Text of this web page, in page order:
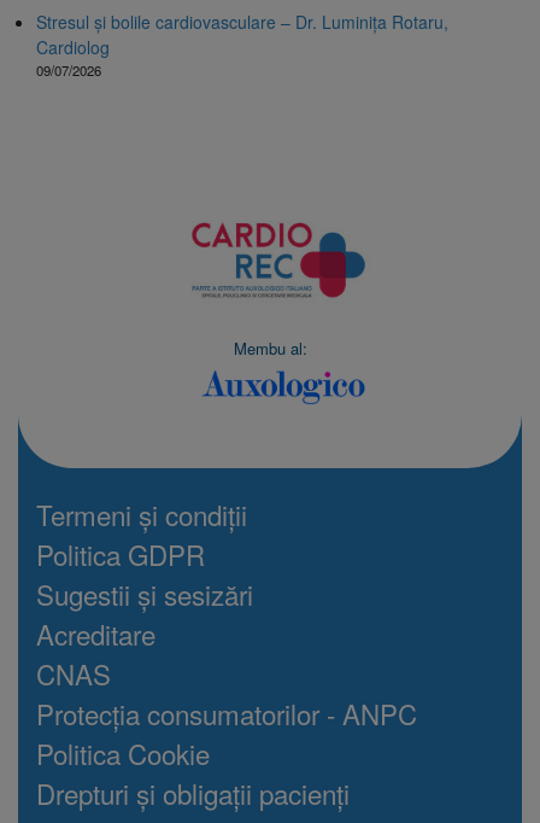
Stresul și bolile cardiovasculare – Dr. Luminița Rotaru,
Cardiolog
09/07/2026
Membu al:
Termeni și condiții
Politica GDPR
Sugestii și sesizări
Acreditare
CNAS
Protecția consumatorilor - ANPC
Politica Cookie
Drepturi și obligații pacienți